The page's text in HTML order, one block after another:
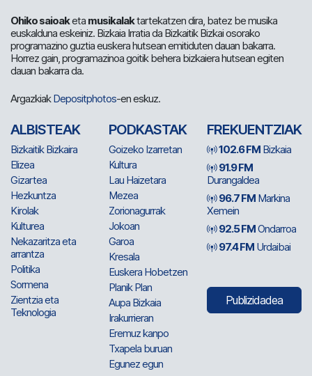
Ohiko saioaketa musikalaktartekatzen dira, batez be musika
euskalduna eskeiniz. Bizkaia Irratia da Bizkaitik Bizkai osorako
programazino guztia euskera hutsean emitiduten dauan bakarra.
Horrez gain, programazinoa goitik behera bizkaiera hutsean egiten
dauan bakarra da.
ArgazkiakDepositphotos-en eskuz.
ALBISTEAK
Bizkaitik Bizkaira
Elizea
Gizartea
Hezkuntza
Kirolak
Kulturea
Nekazaritza eta
arrantza
Politika
Sormena
Zientzia eta
Teknologia
PODKASTAK
Goizeko Izarretan
Kultura
Lau Haizetara
Mezea
Zorionagurrak
Jokoan
Garoa
Kresala
Euskera Hobetzen
Planik Plan
Aupa Bizkaia
Irakurrieran
Eremuz kanpo
Txapela buruan
Egunez egun
FREKUENTZIAK
102.6 FM Bizkaia
91.9 FM
Durangaldea
96.7 FM Markina
Xemein
92.5 FMOndarroa
97.4 FM Urdaibai
Publizidadea